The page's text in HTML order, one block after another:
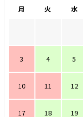
月 火 水
3 4 5
10 11 12
17 18 19